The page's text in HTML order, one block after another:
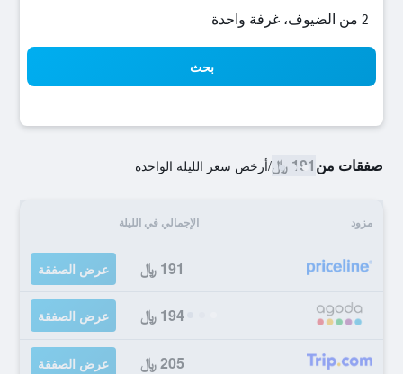
2 من الضيوف، غرفة واحدة
بحث
صفقات من191 ﷼ /أرخص سعر الليلة الواحدة
مزود الإجمالي في الليلة
191 ﷼ عرض الصفقة
194 ﷼ عرض الصفقة
205 ﷼ عرض الصفقة